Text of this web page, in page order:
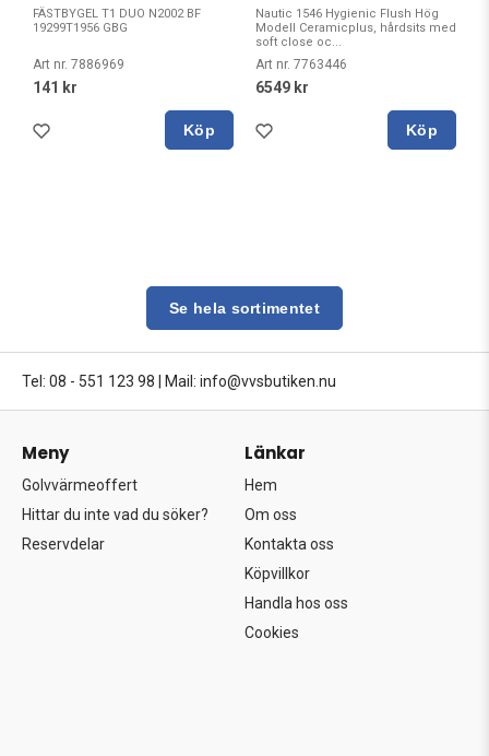
FÄSTBYGEL T1 DUO N2002 BF
19299T1956 GBG
Art nr. 7886969
141 kr
Köp
Nautic 1546 Hygienic Flush Hög
Modell Ceramicplus, hårdsits med
soft close oc...
Art nr. 7763446
6549 kr
Köp
Se hela sortimentet
Tel: 08 - 551 123 98 Mail: info@vvsbutiken.nu
Meny
Golvvärmeoffert
Hittar du inte vad du söker?
Reservdelar
Länkar
Hem
Om oss
Kontakta oss
Köpvillkor
Handla hos oss
Cookies